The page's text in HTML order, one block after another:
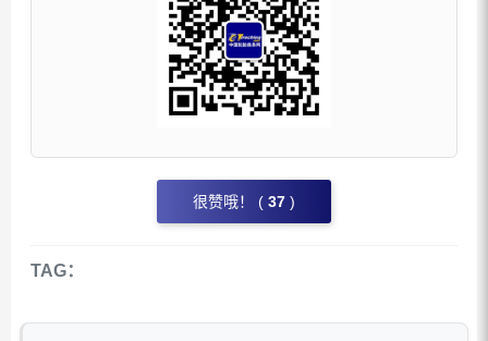
很赞哦！ ( 37 )
TAG：